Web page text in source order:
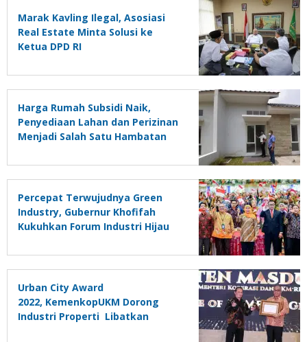
Marak Kavling Ilegal, Asosiasi
Real Estate Minta Solusi ke
Ketua DPD RI
Harga Rumah Subsidi Naik,
Penyediaan Lahan dan Perizinan
Menjadi Salah Satu Hambatan
Percepat Terwujudnya Green
Industry, Gubernur Khofifah
Kukuhkan Forum Industri Hijau
Urban City Award
2022, KemenkopUKM Dorong
Industri Properti Libatkan